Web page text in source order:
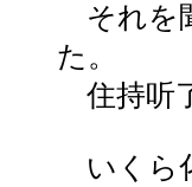
それを
た。
住持听
いくら